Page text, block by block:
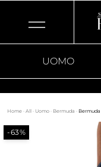
UOMO
Home · All · Uomo · Bermuda · Bermuda
-63%